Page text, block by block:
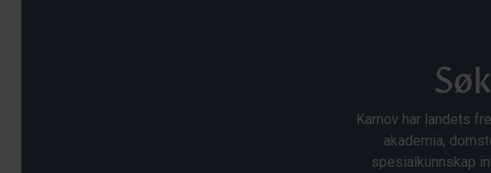
Karnov har landets
akademia,
spesialkunnskap